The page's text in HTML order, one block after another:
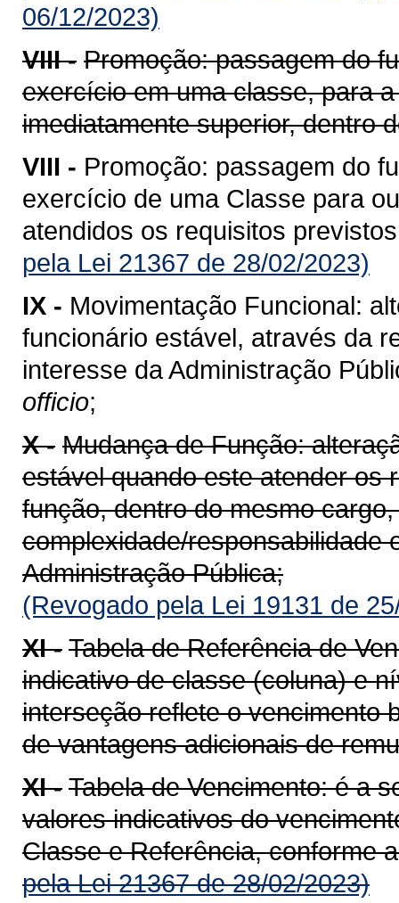
06/12/2023)
VIII - Promoção: passagem do
exercício em uma classe, para
imediatamente superior, dentro
VIII - Promoção: passagem do
exercício de uma Classe para
atendidos os requisitos
pela Lei 21367 de 28/02/2023)
IX - Movimentação Funcional:
funcionário estável, através da
interesse da Administração
officio;
X - Mudança de Função:
estável quando este atender os
função, dentro do mesmo
complexidade/responsabilidade
Administração Pública;
(Revogado pela Lei 19131 de
XI - Tabela de Referência de
indicativo de classe (coluna) e
interseção reflete o vencimento
de vantagens adicionais de
XI - Tabela de Vencimento: é a
valores indicativos do
Classe e Referência, conforme
pela Lei 21367 de 28/02/2023)